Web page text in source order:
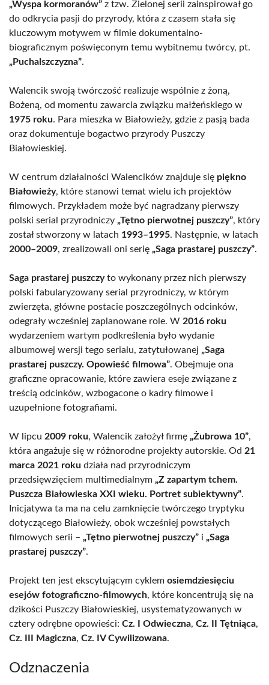
„Wyspa kormoranów” z tzw. Zielonej serii zainspirował go
do odkrycia pasji do przyrody, która z czasem stała się
kluczowym motywem w filmie dokumentalno-
biograficznym poświęconym temu wybitnemu twórcy, pt.
„Puchalszczyzna”.
Walencik swoją twórczość realizuje wspólnie z żoną,
Bożeną, od momentu zawarcia związku małżeńskiego w
1975 roku. Para mieszka w Białowieży, gdzie z pasją bada
oraz dokumentuje bogactwo przyrody Puszczy
Białowieskiej.
W centrum działalności Walencików znajduje się piękno
Białowieży, które stanowi temat wielu ich projektów
filmowych. Przykładem może być nagradzany pierwszy
polski serial przyrodniczy „Tętno pierwotnej puszczy”, który
został stworzony w latach 1993–1995. Następnie, w latach
2000–2009, zrealizowali oni serię „Saga prastarej puszczy”.
Saga prastarej puszczyto wykonany przez nich pierwszy
polski fabularyzowany serial przyrodniczy, w którym
zwierzęta, główne postacie poszczególnych odcinków,
odegrały wcześniej zaplanowane role. W 2016 roku
wydarzeniem wartym podkreślenia było wydanie
albumowej wersji tego serialu, zatytułowanej „Saga
prastarej puszczy. Opowieść filmowa”. Obejmuje ona
graficzne opracowanie, które zawiera eseje związane z
treścią odcinków, wzbogacone o kadry filmowe i
uzupełnione fotografiami.
W lipcu 2009 roku, Walencik założył firmę „Żubrowa 10”,
która angażuje się w różnorodne projekty autorskie. Od 21
marca 2021 roku działa nad przyrodniczym
przedsięwzięciem multimedialnym „Z zapartym tchem.
Puszcza Białowieska XXI wieku. Portret subiektywny”.
Inicjatywa ta ma na celu zamknięcie twórczego tryptyku
dotyczącego Białowieży, obok wcześniej powstałych
filmowych serii – „Tętno pierwotnej puszczy” i „Saga
prastarej puszczy”.
Projekt ten jest ekscytującym cyklem osiemdziesięciu
esejów fotograficzno-filmowych, które koncentrują się na
dzikości Puszczy Białowieskiej, usystematyzowanych w
cztery odrębne opowieści: Cz. I Odwieczna, Cz. II Tętniąca,
Cz. III Magiczna, Cz. IV Cywilizowana.
Odznaczenia